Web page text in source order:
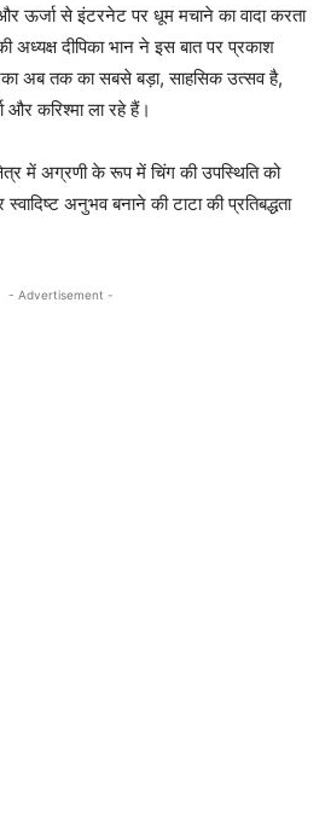
ऊर्जा से इंटरनेट पर धूम मचाने का वादा करता
अध्यक्ष दीपिका भान ने इस बात पर प्रकाश
अब तक का सबसे बड़ा, साहसिक उत्सव है,
और करिश्मा ला रहे हैं।
में अग्रणी के रूप में चिंग की उपस्थिति को
अनुभव बनाने की टाटा की प्रतिबद्धता
- Advertisement -